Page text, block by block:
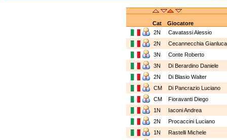
Cat
Giocatore
2N
Cavatassi Alessio
2N
Cecannecchia
3N
Conte Roberto
3N
Di Berardino Daniele
2N
Di Blasio Walter
CM
Di Pancrazio Luciano
CM
Fioravanti Diego
1N
Iaconi Andrea
2N
Procaccini Luciano
1N
Rastelli Michele